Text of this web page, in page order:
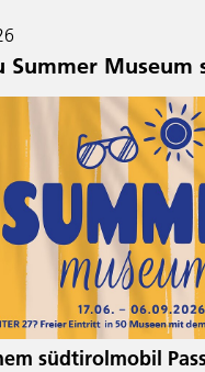
Summer Museum
südtirolmobil